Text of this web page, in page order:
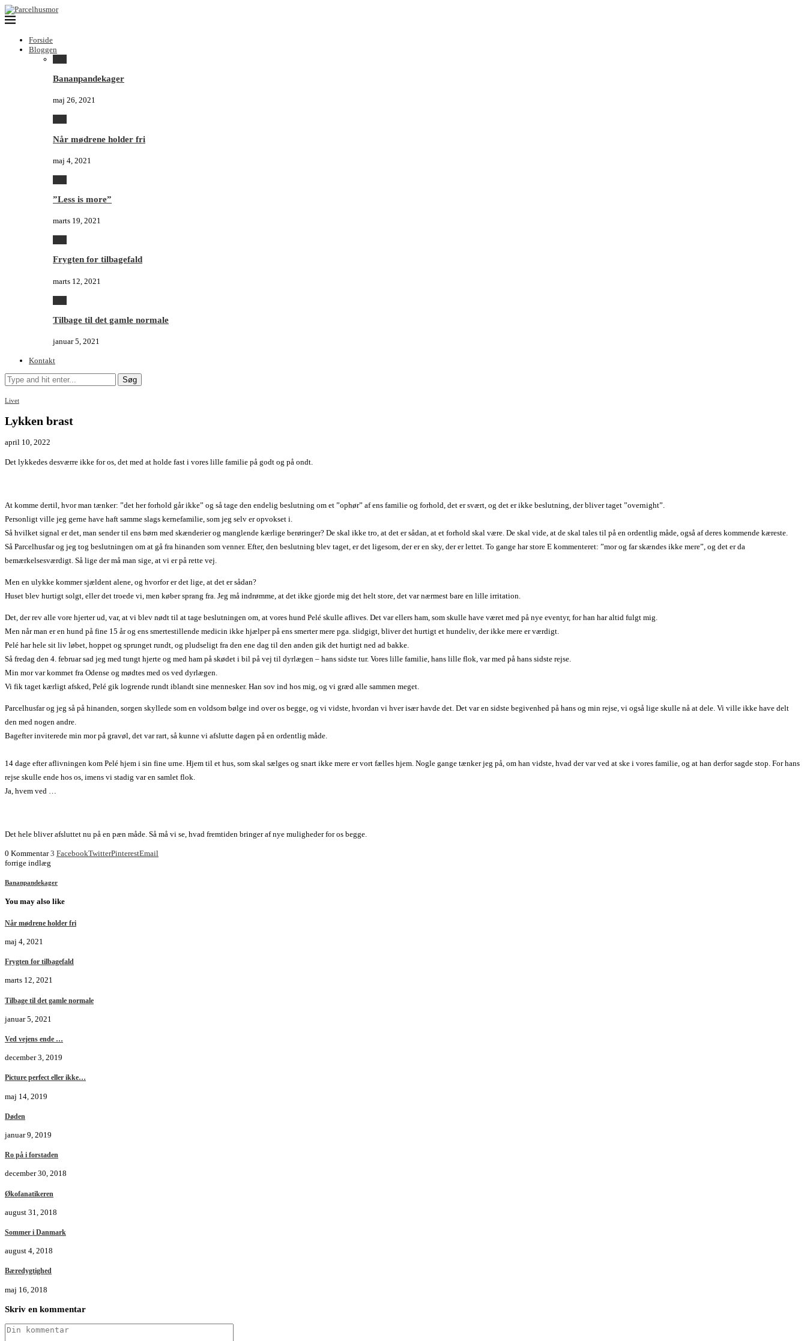
Forside
Bloggen
Bananpandekager
maj 26, 2021
Når mødrene holder fri
maj 4, 2021
”Less is more”
marts 19, 2021
Frygten for tilbagefald
marts 12, 2021
Tilbage til det gamle normale
januar 5, 2021
Kontakt
Søg
Livet
Lykken brast
april 10, 2022
Det lykkedes desværre ikke for os, det med at holde fast i vores lille familie på godt og på ondt.
At komme dertil, hvor man tænker: ”det her forhold går ikke” og så tage den endelig beslutning om et ”ophør” af ens familie og forhold, det er svært, og det er ikke beslutning, der bliver taget ”overnight”.
Personligt ville jeg gerne have haft samme slags kernefamilie, som jeg selv er opvokset i.
Så hvilket signal er det, man sender til ens børn med skænderier og manglende kærlige berøringer? De skal ikke tro, at det er sådan, at et forhold skal være. De skal vide, at de skal tales til på en ordentlig måde, også af deres kommende kæreste.
Så Parcelhusfar og jeg tog beslutningen om at gå fra hinanden som venner. Efter, den beslutning blev taget, er det ligesom, der er en sky, der er lettet. To gange har store E kommenteret: ”mor og far skændes ikke mere”, og det er da
bemærkelsesværdigt. Så lige der må man sige, at vi er på rette vej.
Men en ulykke kommer sjældent alene, og hvorfor er det lige, at det er sådan?
Huset blev hurtigt solgt, eller det troede vi, men køber sprang fra. Jeg må indrømme, at det ikke gjorde mig det helt store, det var nærmest bare en lille irritation.
Det, der rev alle vore hjerter ud, var, at vi blev nødt til at tage beslutningen om, at vores hund Pelé skulle aflives. Det var ellers ham, som skulle have været med på nye eventyr, for han har altid fulgt mig.
Men når man er en hund på fine 15 år og ens smertestillende medicin ikke hjælper på ens smerter mere pga. slidgigt, bliver det hurtigt et hundeliv, der ikke mere er værdigt.
Pelé har hele sit liv løbet, hoppet og sprunget rundt, og pludseligt fra den ene dag til den anden gik det hurtigt ned ad bakke.
Så fredag den 4. februar sad jeg med tungt hjerte og med ham på skødet i bil på vej til dyrlægen – hans sidste tur. Vores lille familie, hans lille flok, var med på hans sidste rejse.
Min mor var kommet fra Odense og mødtes med os ved dyrlægen.
Vi fik taget kærligt afsked, Pelé gik logrende rundt iblandt sine mennesker. Han sov ind hos mig, og vi græd alle sammen meget.
Parcelhusfar og jeg så på hinanden, sorgen skyllede som en voldsom bølge ind over os begge, og vi vidste, hvordan vi hver især havde det. Det var en sidste begivenhed på hans og min rejse, vi også lige skulle nå at dele. Vi ville ikke have delt
den med nogen andre.
Bagefter inviterede min mor på gravøl, det var rart, så kunne vi afslutte dagen på en ordentlig måde.
14 dage efter aflivningen kom Pelé hjem i sin fine urne. Hjem til et hus, som skal sælges og snart ikke mere er vort fælles hjem. Nogle gange tænker jeg på, om han vidste, hvad der var ved at ske i vores familie, og at han derfor sagde stop. For hans
rejse skulle ende hos os, imens vi stadig var en samlet flok.
Ja, hvem ved …
Det hele bliver afsluttet nu på en pæn måde. Så må vi se, hvad fremtiden bringer af nye muligheder for os begge.
0 Kommentar 3 FacebookTwitterPinterestEmail
forrige indlæg
Bananpandekager
You may also like
Når mødrene holder fri
maj 4, 2021
Frygten for tilbagefald
marts 12, 2021
Tilbage til det gamle normale
januar 5, 2021
Ved vejens ende …
december 3, 2019
Picture perfect eller ikke…
maj 14, 2019
Døden
januar 9, 2019
Ro på i forstaden
december 30, 2018
Økofanatikeren
august 31, 2018
Sommer i Danmark
august 4, 2018
Bæredygtighed
maj 16, 2018
Skriv en kommentar